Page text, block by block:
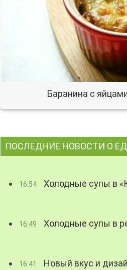
Баранина с
ПОСЛЕДНИЕ НОВОСТИ О
16:54 Холодные супы в
16:49 Холодные супы в
16:41
Новый вкус и